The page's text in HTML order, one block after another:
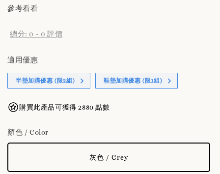
參考看看
總分: 0 - 0 評價
適用優惠
半墊加購優惠 (限2組) 鞋墊加購優惠 (限1組)
購買此產品可獲得 2880 點數
顏色 / Color
灰色 / Grey